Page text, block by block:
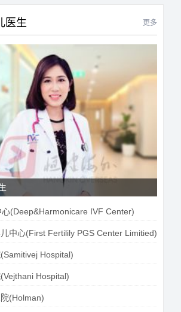
医生 更多
(Deep&Harmonicare IVF Center)
中心(First Fertilily PGS Center Limitied)
Hospital)
Hospital)
(Holman)